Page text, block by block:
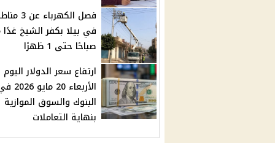
فصل الكهرباء
صباحًا حتى 1 ظهرًا
ارتفاع سعر الدولار اليوم
الأربعاء 20
البنوك والسوق الموازية
بنهاية التعاملات